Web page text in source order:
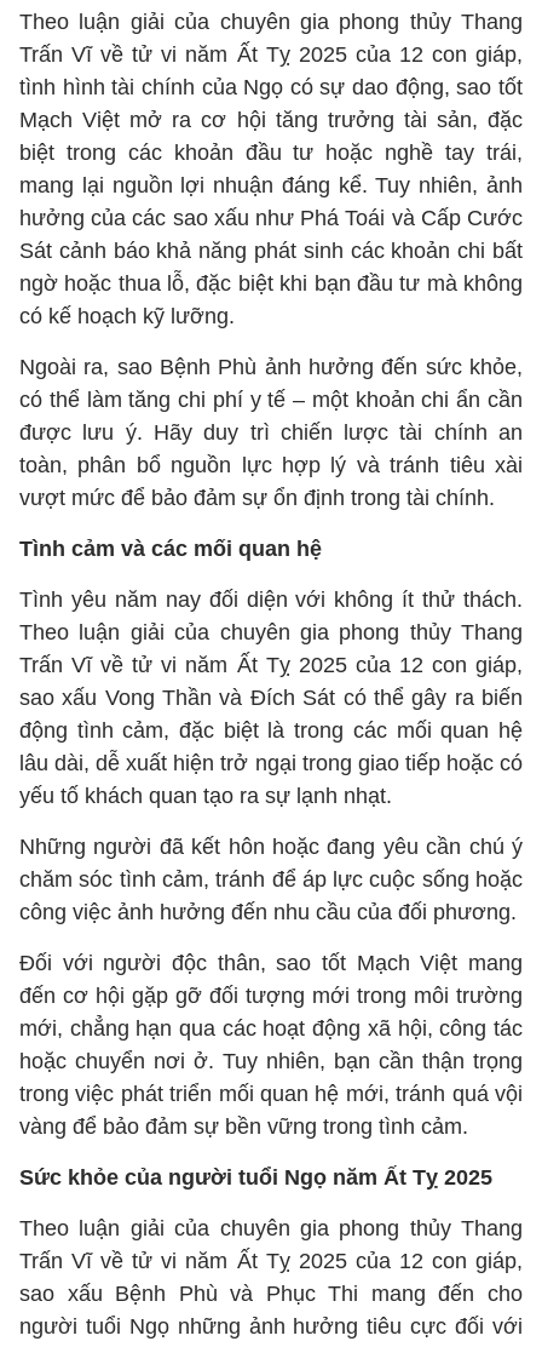
Theo luận giải của chuyên gia phong thủy Thang
Trấn Vĩ về tử vi năm Ất Tỵ 2025 của 12 con giáp,
tình hình tài chính của Ngọ có sự dao động, sao tốt
Mạch Việt mở ra cơ hội tăng trưởng tài sản, đặc
biệt trong các khoản đầu tư hoặc nghề tay trái,
mang lại nguồn lợi nhuận đáng kể. Tuy nhiên, ảnh
hưởng của các sao xấu như Phá Toái và Cấp Cước
Sát cảnh báo khả năng phát sinh các khoản chi bất
ngờ hoặc thua lỗ, đặc biệt khi bạn đầu tư mà không
có kế hoạch kỹ lưỡng.
Ngoài ra, sao Bệnh Phù ảnh hưởng đến sức khỏe,
có thể làm tăng chi phí y tế – một khoản chi ẩn cần
được lưu ý. Hãy duy trì chiến lược tài chính an
toàn, phân bổ nguồn lực hợp lý và tránh tiêu xài
vượt mức để bảo đảm sự ổn định trong tài chính.
Tình cảm và các mối quan hệ
Tình yêu năm nay đối diện với không ít thử thách.
Theo luận giải của chuyên gia phong thủy Thang
Trấn Vĩ về tử vi năm Ất Tỵ 2025 của 12 con giáp,
sao xấu Vong Thần và Đích Sát có thể gây ra biến
động tình cảm, đặc biệt là trong các mối quan hệ
lâu dài, dễ xuất hiện trở ngại trong giao tiếp hoặc có
yếu tố khách quan tạo ra sự lạnh nhạt.
Những người đã kết hôn hoặc đang yêu cần chú ý
chăm sóc tình cảm, tránh để áp lực cuộc sống hoặc
công việc ảnh hưởng đến nhu cầu của đối phương.
Đối với người độc thân, sao tốt Mạch Việt mang
đến cơ hội gặp gỡ đối tượng mới trong môi trường
mới, chẳng hạn qua các hoạt động xã hội, công tác
hoặc chuyển nơi ở. Tuy nhiên, bạn cần thận trọng
trong việc phát triển mối quan hệ mới, tránh quá vội
vàng để bảo đảm sự bền vững trong tình cảm.
Sức khỏe của người tuổi Ngọ năm Ất Tỵ 2025
Theo luận giải của chuyên gia phong thủy Thang
Trấn Vĩ về tử vi năm Ất Tỵ 2025 của 12 con giáp,
sao xấu Bệnh Phù và Phục Thi mang đến cho
người tuổi Ngọ những ảnh hưởng tiêu cực đối với